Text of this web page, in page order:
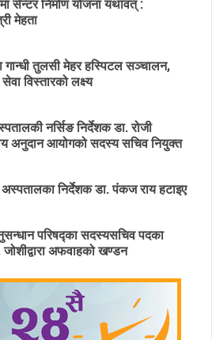
सेन्टर निर्माण योजना यथावत् :
मेहता
गान्धी तुलसी मेहर हस्पिटल सञ्चालन,
विस्तारको लक्ष्य
नर्सिङ निर्देशक डा. रोजी
अनुदान आयोगको सदस्य सचिव नियुक्त
अस्पतालका निर्देशक डा. पंकज राय हटाइए
परिषद्का सदस्यसचिव पदका
अफवाहको खण्डन